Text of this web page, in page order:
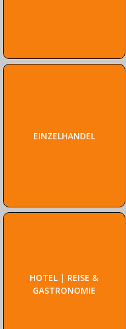
EINZELHANDEL
HOTEL | REISE &
GASTRONOMIE